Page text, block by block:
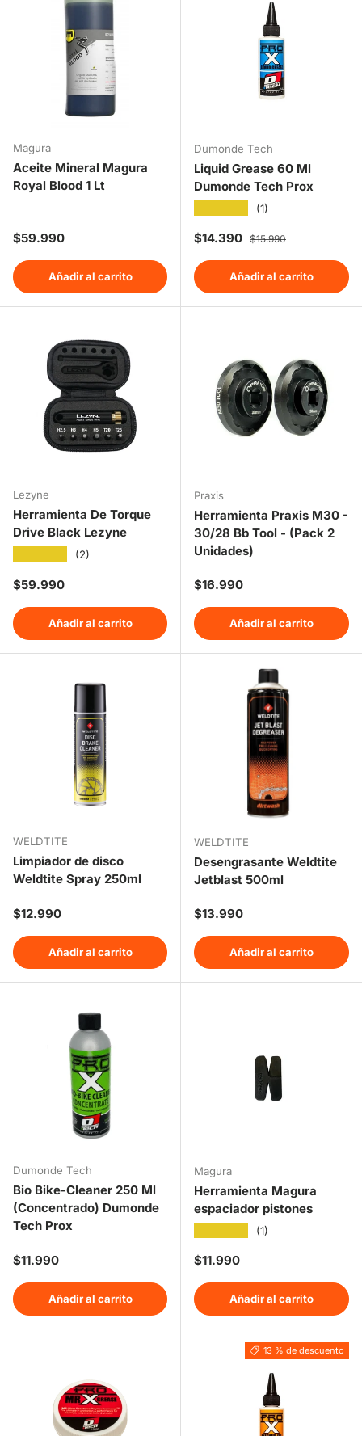
Magura
Aceite Mineral Magura
Royal Blood 1 Lt
Precio normal
$59.990
Añadir al carrito
Dumonde Tech
Liquid Grease 60 Ml
Dumonde Tech Prox
(1)
Precio de venta
$14.390 Precio normal
$15.990
Añadir al carrito
Lezyne
Herramienta De Torque
Drive Black Lezyne
(2)
Precio normal
$59.990
Añadir al carrito
Praxis
Herramienta Praxis M30 -
30/28 Bb Tool - (Pack 2
Unidades)
Precio normal
$16.990
Añadir al carrito
WELDTITE
Limpiador de disco
Weldtite Spray 250ml
Precio normal
$12.990
Añadir al carrito
WELDTITE
Desengrasante Weldtite
Jetblast 500ml
Precio normal
$13.990
Añadir al carrito
Dumonde Tech
Bio Bike-Cleaner 250 Ml
(Concentrado) Dumonde
Tech Prox
Precio normal
$11.990
Añadir al carrito
Magura
Herramienta Magura
espaciador pistones
(1)
Precio normal
$11.990
Añadir al carrito
13 % de descuento